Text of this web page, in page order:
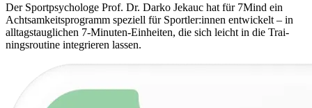
Der Sport­psy­cho­loge Prof. Dr. Darko Jekauc hat für 7Mind ein
Acht­sam­keits­pro­gramm spe­zi­ell für Sportler:innen ent­wi­ckelt – in
all­tags­taug­li­chen 7-Minu­ten-Ein­hei­ten, die sich leicht in die Trai­
nings­rou­tine inte­grie­ren lassen.